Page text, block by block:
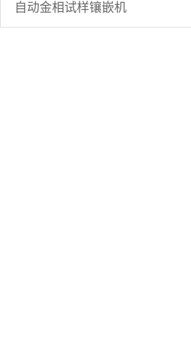
自动金相试样镶嵌机